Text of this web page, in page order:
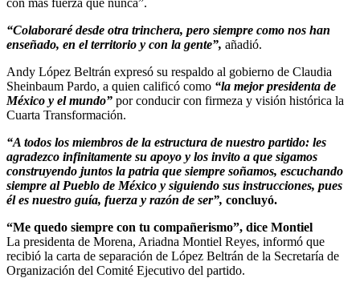
“Colaboraré desde otra trinchera, pero siempre como nos han
enseñado, en el territorio y con la gente”, añadió.
Andy López Beltrán expresó su respaldo al gobierno de Claudia
Sheinbaum Pardo, a quien calificó como “la mejor presidenta de
México y el mundo” por conducir con firmeza y visión histórica la
Cuarta Transformación.
“A todos los miembros de la estructura de nuestro partido: les
agradezco infinitamente su apoyo y los invito a que sigamos
construyendo juntos la patria que siempre soñamos, escuchando
siempre al Pueblo de México y siguiendo sus instrucciones, pues
él es nuestro guía, fuerza y razón de ser”, concluyó.
“Me quedo siempre con tu compañerismo”, dice Montiel
La presidenta de Morena, Ariadna Montiel Reyes, informó que
recibió la carta de separación de López Beltrán de la Secretaría de
Organización del Comité Ejecutivo del partido.